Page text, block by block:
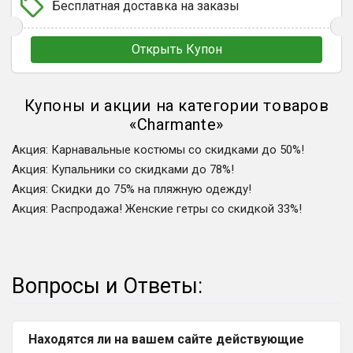
Бесплатная доставка на заказы
Открыть Купон
Купоны и акции на категории товаров
«Charmante»
Акция: Карнавальные костюмы со скидками до 50%!
Акция: Купальники со скидками до 78%!
Акция: Скидки до 75% на пляжную одежду!
Акция: Распродажа! Женские гетры со скидкой 33%!
Вопросы и Ответы:
Находятся ли на вашем сайте действующие